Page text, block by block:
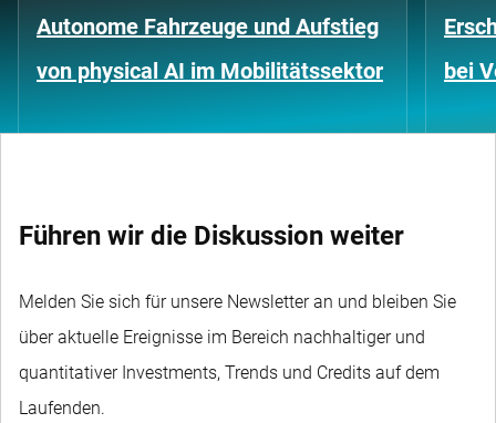
Autonome Fahrzeuge und Aufstieg
von physical AI im Mobilitätssektor
bei
Führen wir die Diskussion weiter
Melden Sie sich für unsere Newsletter an und bleiben Sie
über aktuelle Ereignisse im Bereich nachhaltiger und
quantitativer Investments, Trends und Credits auf dem
Laufenden.